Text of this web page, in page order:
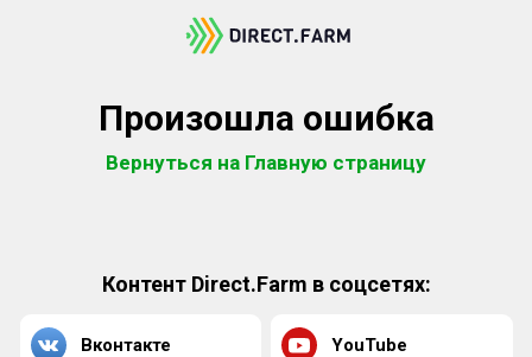
Произошла ошибка
Вернуться на Главную страницу
Контент Direct.Farm в соцсетях:
Вконтакте YouTube